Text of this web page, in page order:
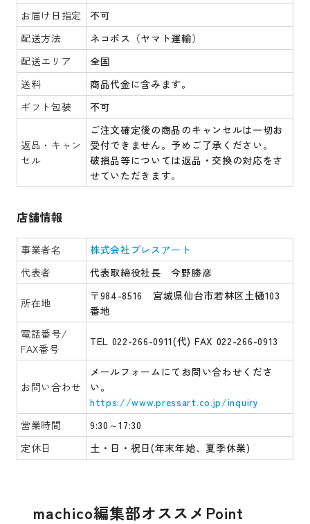
お届け日指定
不可
配送方法
ネコポス（ヤマト運輸）
配送エリア
全国
送料
商品代金に含みます。
ギフト包装
不可
返品・キャン
セル
ご注文確定後の商品のキャンセルは一切お
受付できません。予めご了承ください。
破損品等については返品・交換の対応をさ
せていただきます。
店舗情報
事業者名
株式会社プレスアート
代表者
代表取締役社長 今野勝彦
所在地
〒984-8516 宮城県仙台市若林区土樋103
番地
電話番号/
FAX番号
TEL 022-266-0911(代) FAX 022-266-0913
お問い合わせ
メールフォームにてお問い合わせくださ
い。
https://www.pressart.co.jp/inquiry
営業時間
9:30～17:30
定休日
土・日・祝日(年末年始、夏季休業)
machico編集部オススメPoint